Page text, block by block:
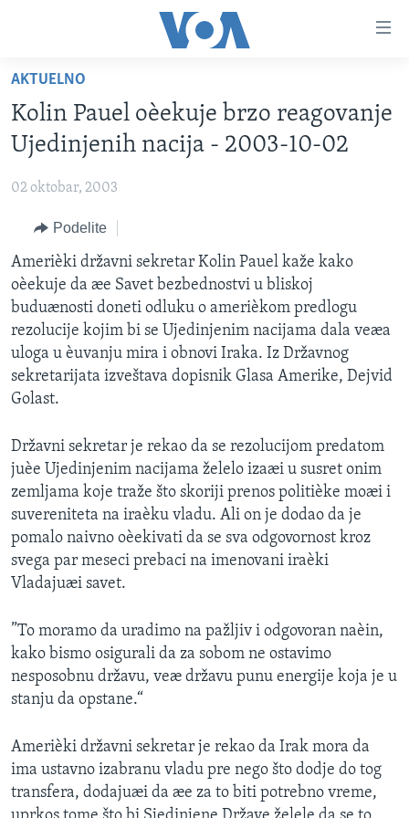
glavni
sadržaj
Idi
na
glavnu
pretragu
NASLOVNA
RUBRIKE
AMERIKA
BALKAN
GLOBALNE TEME
EKONOMIJA
NAUKA I TEHNOLOGIJA
MEDICINA
KULTURA
DRUŠTVO
INTERVJU
TV PROGRAM
OTVORENI STUDIO
IZ AMERIKE
PRATITE NAS
Jezici
AKTUELNO
Kolin Pauel oèekuje brzo reagovanje
Ujedinjenih nacija - 2003-10-02
02 oktobar, 2003
Podelite
Amerièki državni sekretar Kolin Pauel kaže kako
oèekuje da æe Savet bezbednostvi u bliskoj
buduænosti doneti odluku o amerièkom predlogu
rezolucije kojim bi se Ujedinjenim nacijama dala veæa
uloga u èuvanju mira i obnovi Iraka. Iz Državnog
sekretarijata izveštava dopisnik Glasa Amerike, Dejvid
Golast.
Državni sekretar je rekao da se rezolucijom predatom
juèe Ujedinjenim nacijama želelo izaæi u susret onim
zemljama koje traže što skoriji prenos politièke moæi i
suvereniteta na iraèku vladu. Ali on je dodao da je
pomalo naivno oèekivati da se sva odgovornost kroz
svega par meseci prebaci na imenovani iraèki
Vladajuæi savet.
”To moramo da uradimo na pažljiv i odgovoran naèin,
kako bismo osigurali da za sobom ne ostavimo
nesposobnu državu, veæ državu punu energije koja je u
stanju da opstane.“
Amerièki državni sekretar je rekao da Irak mora da
ima ustavno izabranu vladu pre nego što dodje do tog
transfera, dodajuæi da æe za to biti potrebno vreme,